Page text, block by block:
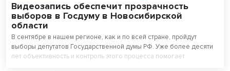
Видеозапись обеспечит прозрачность
выборов в Госдуму в Новосибирской
области
В сентябре в нашем регионе, как и по всей стране, пройдут
выборы депутатов Государственной думы РФ. Уже более десяти
лет объективность и контроль этого процесса помогает